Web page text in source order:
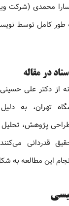
محمدی (شرکت
کامل توسط
از دکتر علی
تهران، به
پژوهش،
قدردانی
این مطالعه به